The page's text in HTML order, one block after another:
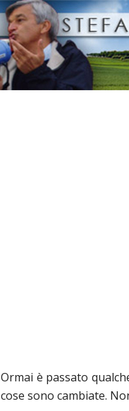
Ormai è passato
cose sono cambiate.